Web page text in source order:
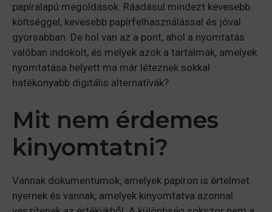
papíralapú megoldások. Ráadásul mindezt kevesebb
költséggel, kevesebb papírfelhasználással és jóval
gyorsabban. De hol van az a pont, ahol a nyomtatás
valóban indokolt, és melyek azok a tartalmak, amelyek
nyomtatása helyett ma már léteznek sokkal
hatékonyabb digitális alternatívák?
Mit nem érdemes
kinyomtatni?
Vannak dokumentumok, amelyek papíron is értelmet
nyernek és vannak, amelyek kinyomtatva azonnal